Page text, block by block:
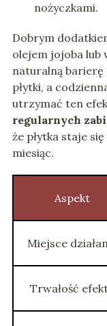
nożyczkami.
Dobrym
olejem jojoba lub
naturalną barierę
płytki, a
utrzymać ten
regularnych
że płytka staje
miesiąc.
Aspekt
Miejsce
Trwałość